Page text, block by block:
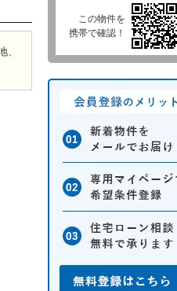
、
この物件を
携帯で確認！